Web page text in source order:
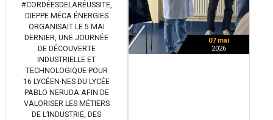
#CORDÉESDELARÉUSSITE,
DIEPPE MÉCA ÉNERGIES
ORGANISAIT LE 5 MAI
DERNIER, UNE JOURNÉE
DE DÉCOUVERTE
INDUSTRIELLE ET
TECHNOLOGIQUE POUR
16 LYCÉEN·NES DU LYCÉE
PABLO NERUDA AFIN DE
VALORISER LES MÉTIERS
DE L’INDUSTRIE, DES
07 mai
2026